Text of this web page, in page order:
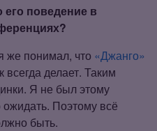
поведение в
же понимал, что «Джанго»
всегда делает. Таким
Я не был этому
ожидать. Поэтому всё
быть.